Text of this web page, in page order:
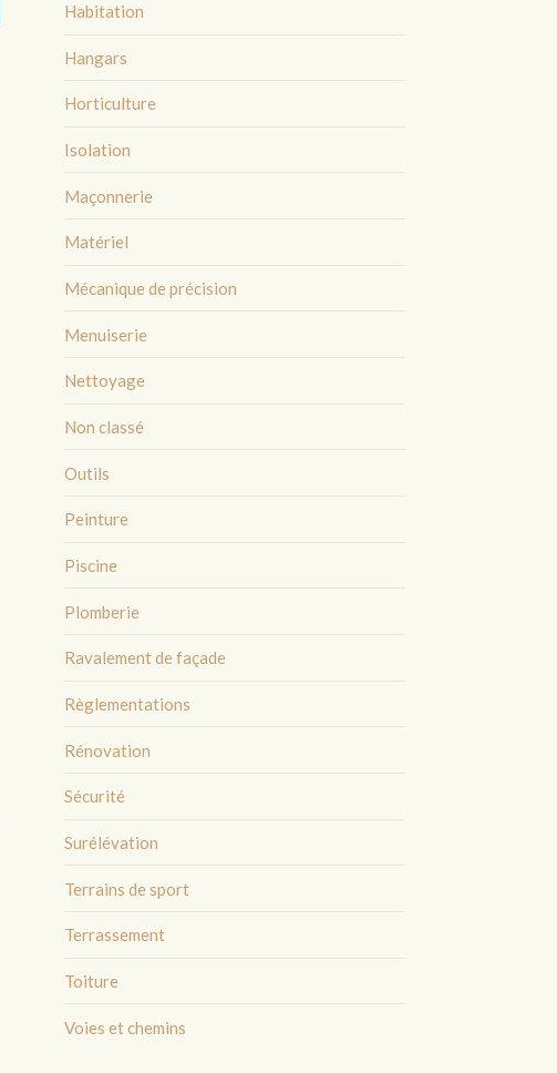
Habitation
Hangars
Horticulture
Isolation
Maçonnerie
Matériel
Mécanique de précision
Menuiserie
Nettoyage
Non classé
Outils
Peinture
Piscine
Plomberie
Ravalement de façade
Règlementations
Rénovation
Sécurité
Surélévation
Terrains de sport
Terrassement
Toiture
Voies et chemins